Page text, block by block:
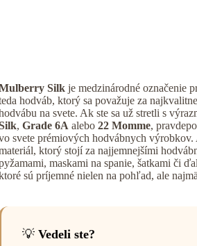
Silk je medzinárodné označenie
hodváb, ktorý sa považuje za
na svete. Ak ste sa už stretli s
, Grade 6A alebo 22 Momme,
svete prémiových hodvábnych
ktorý stojí za najjemnejšími
maskami na spanie, šatkami či
sú príjemné nielen na pohľad, ale
💡 Vedeli ste?